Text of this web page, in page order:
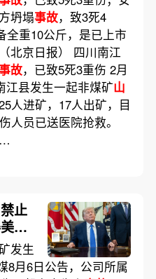
坍塌事故，致3死4
重10公斤，是已上市
北京日报） 四川南江
故，已致5死3重伤 2月
江县发生一起非煤矿山
人进矿，17人出矿，目
人员已送医院抢救。
止
国
发生
8月6日公告，公司所属